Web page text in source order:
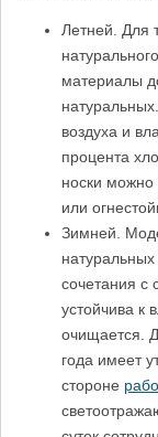
Летней. Для
материалы
воздуха и
процента
носки
или
Зимней.
сочетания с
устойчива к
очищается.
года имеет
стороне